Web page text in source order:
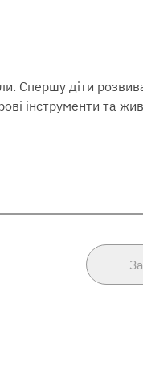
Спершу діти
інструменти та